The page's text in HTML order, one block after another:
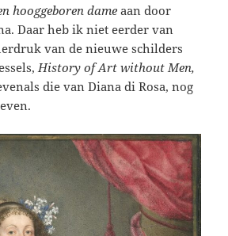
hooggeboren dame aan door
Daar heb ik niet eerder van
van de nieuwe schilders
History of Art without Men,
die van Diana di Rosa, nog